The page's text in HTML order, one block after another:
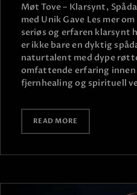
Møt Tove – Klarsynt,
med Unik Gave Les mer
seriøs og erfaren klarsynt
er ikke bare en dyktig
naturtalent med dype
omfattende erfaring
fjernhealing og spirituell
READ MORE